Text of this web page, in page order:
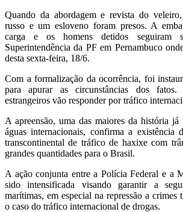
Quando da abordagem e revista do
russo e um esloveno foram presos. A
carga e os homens detidos seguiram
Superintendência da PF em Pernambuco
desta sexta-feira, 18/6.
Com a formalização da ocorrência, foi
para apurar as circunstâncias dos
estrangeiros vão responder por tráfico
A apreensão, uma das maiores da história
águas internacionais, confirma a existência
transcontinental de tráfico de haxixe com
grandes quantidades para o Brasil.
A ação conjunta entre a Polícia Federal e a
sido intensificada visando garantir a
marítimas, em especial na repressão a crimes
o caso do tráfico internacional de drogas.